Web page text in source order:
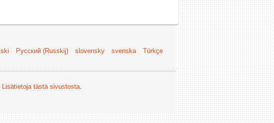
Русский (Russkij) slovensky svenska
Türkçe
Lisätietoja tästä sivustosta.